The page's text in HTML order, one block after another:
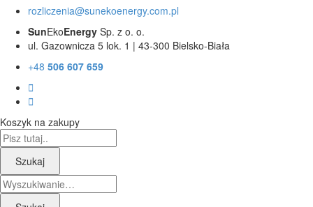
rozliczenia@sunekoenergy.com.pl
SunEkoEnergy Sp. z o. o.
ul. Gazownicza 5 lok. 1 | 43-300 Bielsko-Biała
+48 506 607 659
Koszyk na zakupy